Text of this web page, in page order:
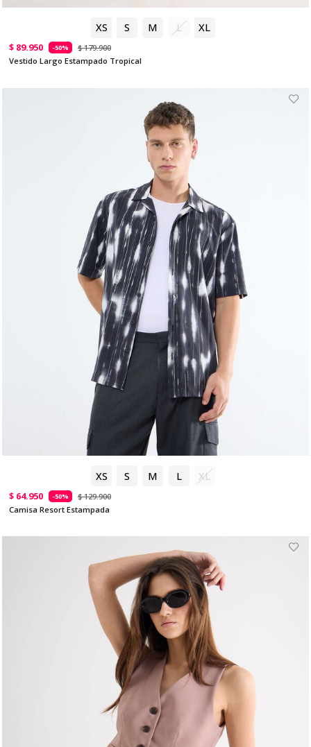
XS S M L XL
$ 89.950 -50%
$ 179.900
Vestido Largo Estampado Tropical
XS S M L XL
$ 64.950 -50%
$ 129.900
Camisa Resort Estampada